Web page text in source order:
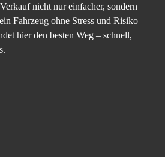
nicht nur einfacher, sondern
Fahrzeug ohne Stress und Risiko
hier den besten Weg – schnell,